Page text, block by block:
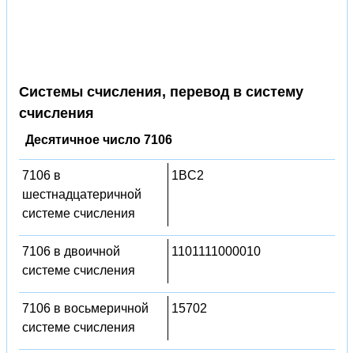
Системы счисления, перевод в систему
счисления
Десятичное число 7106
7106 в
шестнадцатеричной
системе счисления
1BC2
7106 в двоичной
системе счисления
1101111000010
7106 в восьмеричной
системе счисления
15702